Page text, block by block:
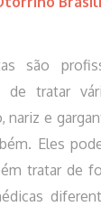
são
de tratar
nariz e
Eles
tratar de